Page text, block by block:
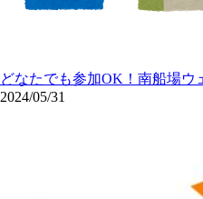
どなたでも参加OK！南船場ウ
2024/05/31